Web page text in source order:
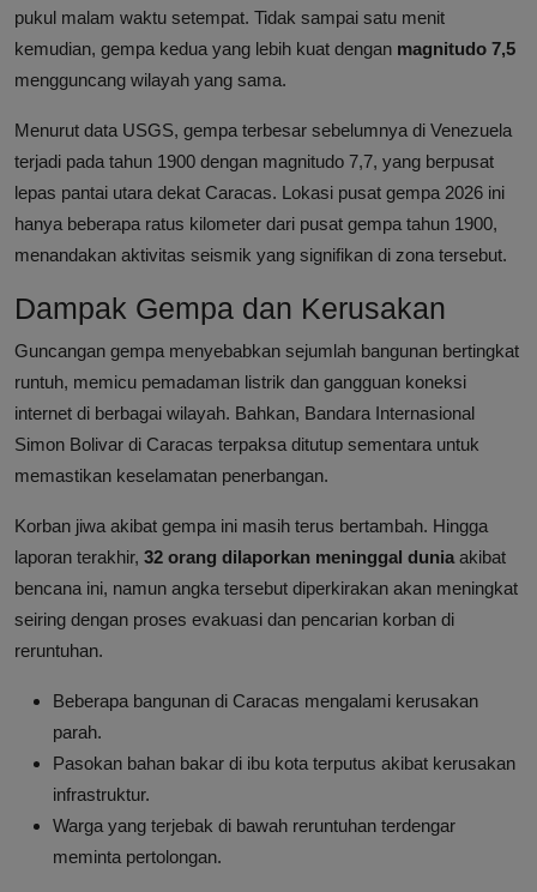
pukul malam waktu setempat. Tidak sampai satu menit
kemudian, gempa kedua yang lebih kuat dengan magnitudo 7,5
mengguncang wilayah yang sama.
Menurut data USGS, gempa terbesar sebelumnya di Venezuela
terjadi pada tahun 1900 dengan magnitudo 7,7, yang berpusat
lepas pantai utara dekat Caracas. Lokasi pusat gempa 2026 ini
hanya beberapa ratus kilometer dari pusat gempa tahun 1900,
menandakan aktivitas seismik yang signifikan di zona tersebut.
Dampak Gempa dan Kerusakan
Guncangan gempa menyebabkan sejumlah bangunan bertingkat
runtuh, memicu pemadaman listrik dan gangguan koneksi
internet di berbagai wilayah. Bahkan, Bandara Internasional
Simon Bolivar di Caracas terpaksa ditutup sementara untuk
memastikan keselamatan penerbangan.
Korban jiwa akibat gempa ini masih terus bertambah. Hingga
laporan terakhir, 32 orang dilaporkan meninggal dunia akibat
bencana ini, namun angka tersebut diperkirakan akan meningkat
seiring dengan proses evakuasi dan pencarian korban di
reruntuhan.
Beberapa bangunan di Caracas mengalami kerusakan
parah.
Pasokan bahan bakar di ibu kota terputus akibat kerusakan
infrastruktur.
Warga yang terjebak di bawah reruntuhan terdengar
meminta pertolongan.